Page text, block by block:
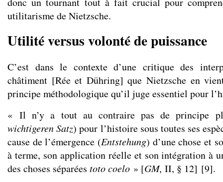
utilitarisme de Nietzsche.
Utilité versus volonté de puissance
C’est dans le contexte d’une critique des
châtiment [Rée et Dühring] que Nietzsche en
principe méthodologique qu’il juge essentiel pour
« Il n’y a tout au contraire pas de principe
wichtigeren Satz) pour l’histoire sous toutes ses
cause de l’émergence (Entstehung) d’une chose et
à terme, son application réelle et son intégration à
des choses séparées toto coelo » [GM, II, § 12] [9].